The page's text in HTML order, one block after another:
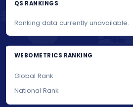
QS RANKINGS
Ranking data currently unavailable.
WEBOMETRICS RANKING
Global Rank
National Rank